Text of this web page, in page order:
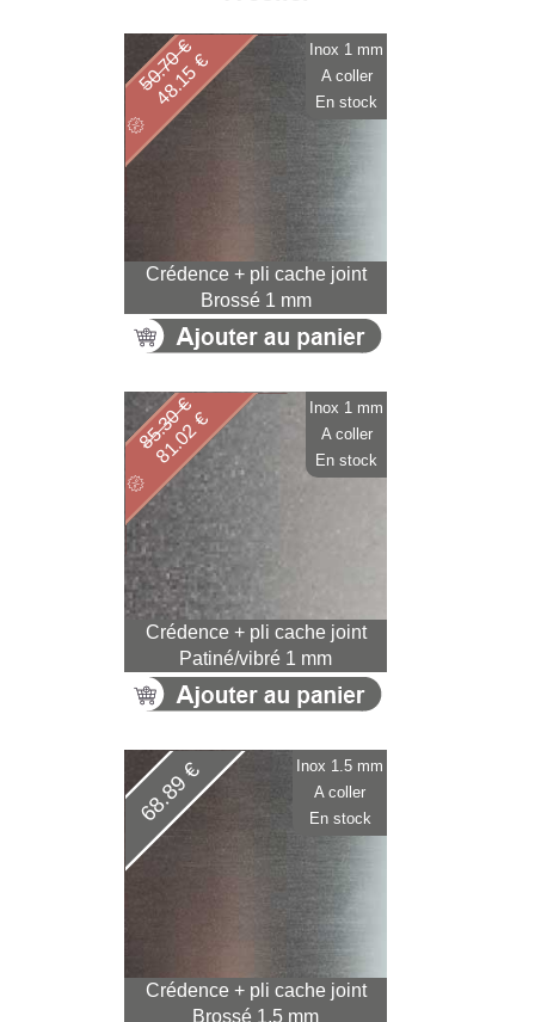
Crédence + pli cache joint
Brossé 1 mm
48.15 €
50.70 €
Inox 1 mm
A coller
En stock
Crédence + pli cache joint
Patiné/vibré 1 mm
81.02 €
85.30 €
Inox 1 mm
A coller
En stock
Crédence + pli cache joint
Brossé 1.5 mm
68.89 €
Inox 1.5 mm
A coller
En stock